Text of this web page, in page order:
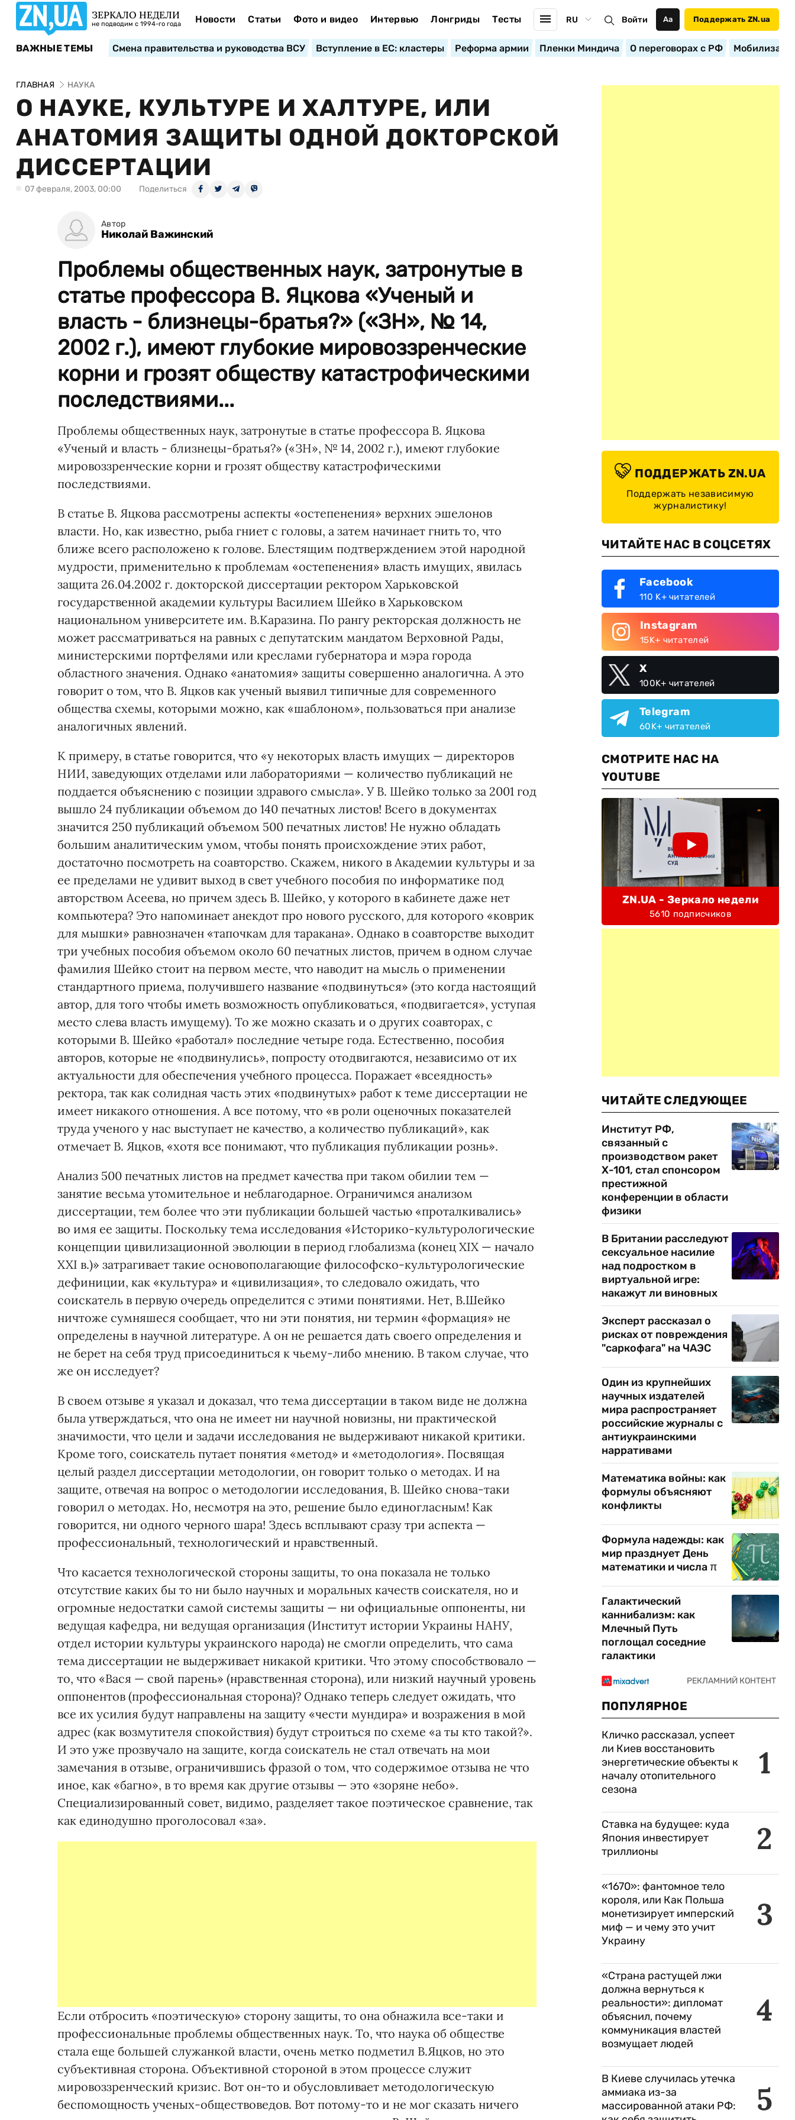
ЗЕРКАЛО НЕДЕЛИ
не подводим с 1994-го года Новости Статьи Фото и видео Интервью Лонгриды Тесты RU Войти Аа Поддержать ZN.ua
ВАЖНЫЕ ТЕМЫ Смена правительства и руководства ВСУ Вступление в ЕС: кластеры Реформа армии Пленки Миндича О переговорах с РФ
ГЛАВНАЯ НАУКА
О НАУКЕ, КУЛЬТУРЕ И ХАЛТУРЕ, ИЛИ
АНАТОМИЯ ЗАЩИТЫ ОДНОЙ ДОКТОРСКОЙ
ДИССЕРТАЦИИ
07 февраля, 2003, 00:00 Поделиться
Автор
Николай Важинский
Проблемы общественных наук, затронутые в
статье профессора В. Яцкова «Ученый и
власть - близнецы-братья?» («ЗН», № 14,
2002 г.), имеют глубокие мировоззренческие
корни и грозят обществу катастрофическими
последствиями...
Проблемы общественных наук, затронутые в статье профессора В. Яцкова
«Ученый и власть - близнецы-братья?» («ЗН», № 14, 2002 г.), имеют глубокие
мировоззренческие корни и грозят обществу катастрофическими
последствиями.
В статье В. Яцкова рассмотрены аспекты «остепенения» верхних эшелонов
власти. Но, как известно, рыба гниет с головы, а затем начинает гнить то, что
ближе всего расположено к голове. Блестящим подтверждением этой народной
мудрости, применительно к проблемам «остепенения» власть имущих, явилась
защита 26.04.2002 г. докторской диссертации ректором Харьковской
государственной академии культуры Василием Шейко в Харьковском
национальном университете им. В.Каразина. По рангу ректорская должность не
может рассматриваться на равных с депутатским мандатом Верховной Рады,
министерскими портфелями или креслами губернатора и мэра города
областного значения. Однако «анатомия» защиты совершенно аналогична. А это
говорит о том, что В. Яцков как ученый выявил типичные для современного
общества схемы, которыми можно, как «шаблоном», пользоваться при анализе
аналогичных явлений.
К примеру, в статье говорится, что «у некоторых власть имущих — директоров
НИИ, заведующих отделами или лабораториями — количество публикаций не
поддается объяснению с позиции здравого смысла». У В. Шейко только за 2001 год
вышло 24 публикации объемом до 140 печатных листов! Всего в документах
значится 250 публикаций объемом 500 печатных листов! Не нужно обладать
большим аналитическим умом, чтобы понять происхождение этих работ,
достаточно посмотреть на соавторство. Скажем, никого в Академии культуры и за
ее пределами не удивит выход в свет учебного пособия по информатике под
авторством Асеева, но причем здесь В. Шейко, у которого в кабинете даже нет
компьютера? Это напоминает анекдот про нового русского, для которого «коврик
для мышки» равнозначен «тапочкам для таракана». Однако в соавторстве выходит
три учебных пособия объемом около 60 печатных листов, причем в одном случае
фамилия Шейко стоит на первом месте, что наводит на мысль о применении
стандартного приема, получившего название «подвинуться» (это когда настоящий
автор, для того чтобы иметь возможность опубликоваться, «подвигается», уступая
место слева власть имущему). То же можно сказать и о других соавторах, с
которыми В. Шейко «работал» последние четыре года. Естественно, пособия
авторов, которые не «подвинулись», попросту отодвигаются, независимо от их
актуальности для обеспечения учебного процесса. Поражает «всеядность»
ректора, так как солидная часть этих «подвинутых» работ к теме диссертации не
имеет никакого отношения. А все потому, что «в роли оценочных показателей
труда ученого у нас выступает не качество, а количество публикаций», как
отмечает В. Яцков, «хотя все понимают, что публикация публикации рознь».
Анализ 500 печатных листов на предмет качества при таком обилии тем —
занятие весьма утомительное и неблагодарное. Ограничимся анализом
диссертации, тем более что эти публикации большей частью «проталкивались»
во имя ее защиты. Поскольку тема исследования «Историко-культурологические
концепции цивилизационной эволюции в период глобализма (конец XIX — начало
XXI в.)» затрагивает такие основополагающие философско-культурологические
дефиниции, как «культура» и «цивилизация», то следовало ожидать, что
соискатель в первую очередь определится с этими понятиями. Нет, В.Шейко
ничтоже сумняшеся сообщает, что ни эти понятия, ни термин «формация» не
определены в научной литературе. А он не решается дать своего определения и
не берет на себя труд присоединиться к чьему-либо мнению. В таком случае, что
же он исследует?
В своем отзыве я указал и доказал, что тема диссертации в таком виде не должна
была утверждаться, что она не имеет ни научной новизны, ни практической
значимости, что цели и задачи исследования не выдерживают никакой критики.
Кроме того, соискатель путает понятия «метод» и «методология». Посвящая
целый раздел диссертации методологии, он говорит только о методах. И на
защите, отвечая на вопрос о методологии исследования, В. Шейко снова-таки
говорил о методах. Но, несмотря на это, решение было единогласным! Как
говорится, ни одного черного шара! Здесь всплывают сразу три аспекта —
профессиональный, технологический и нравственный.
Что касается технологической стороны защиты, то она показала не только
отсутствие каких бы то ни было научных и моральных качеств соискателя, но и
огромные недостатки самой системы защиты — ни официальные оппоненты, ни
ведущая кафедра, ни ведущая организация (Институт истории Украины НАНУ,
отдел истории культуры украинского народа) не смогли определить, что сама
тема диссертации не выдерживает никакой критики. Что этому способствовало —
то, что «Вася — свой парень» (нравственная сторона), или низкий научный уровень
оппонентов (профессиональная сторона)? Однако теперь следует ожидать, что
все их усилия будут направлены на защиту «чести мундира» и возражения в мой
адрес (как возмутителя спокойствия) будут строиться по схеме «а ты кто такой?».
И это уже прозвучало на защите, когда соискатель не стал отвечать на мои
замечания в отзыве, ограничившись фразой о том, что содержимое отзыва не что
иное, как «багно», в то время как другие отзывы — это «зоряне небо».
Специализированный совет, видимо, разделяет такое поэтическое сравнение, так
как единодушно проголосовал «за».
Если отбросить «поэтическую» сторону защиты, то она обнажила все-таки и
профессиональные проблемы общественных наук. То, что наука об обществе
стала еще большей служанкой власти, очень метко подметил В.Яцков, но это
субъективная сторона. Объективной стороной в этом процессе служит
мировоззренческий кризис. Вот он-то и обусловливает методологическую
беспомощность ученых-обществоведов. Вот потому-то и не мог сказать ничего
ПОДДЕРЖАТЬ ZN.UA
Поддержать независимую
журналистику!
ЧИТАЙТЕ НАС В СОЦСЕТЯХ
Facebook
110 K+ читателей
Instagram
15K+ читателей
X
100K+ читателей
Telegram
60K+ читателей
СМОТРИТЕ НАС НА
YOUTUBE
ZN.UA - Зеркало недели
5610 подписчиков
ЧИТАЙТЕ СЛЕДУЮЩЕЕ
Институт РФ,
связанный с
производством ракет
Х-101, стал спонсором
престижной
конференции в области
физики
В Британии расследуют
сексуальное насилие
над подростком в
виртуальной игре:
накажут ли виновных
Эксперт рассказал о
рисках от повреждения
"саркофага" на ЧАЭС
Один из крупнейших
научных издателей
мира распространяет
российские журналы с
антиукраинскими
нарративами
Математика войны: как
формулы объясняют
конфликты
Формула надежды: как
мир празднует День
математики и числа π
Галактический
каннибализм: как
Млечный Путь
поглощал соседние
галактики
ПОПУЛЯРНОЕ
1
Кличко рассказал, успеет
ли Киев восстановить
энергетические объекты к
началу отопительного
сезона
2
Ставка на будущее: куда
Япония инвестирует
триллионы
3
«1670»: фантомное тело
короля, или Как Польша
монетизирует имперский
миф — и чему это учит
Украину
4
«Страна растущей лжи
должна вернуться к
реальности»: дипломат
объяснил, почему
коммуникация властей
возмущает людей
5
В Киеве случилась утечка
аммиака из-за
массированной атаки РФ: